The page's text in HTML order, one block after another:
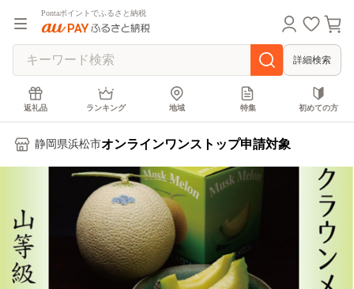
Pontaポイントでふるさと納税
詳細検索
返礼品 ランキング 地域 特集 初めての方
静岡県浜松市オンラインワンストップ申請対象